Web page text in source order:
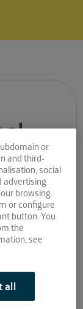
al
desde
los programas
y canalización
or
and third-
social
advertising
browsing
or configure
button. You
the
see
all